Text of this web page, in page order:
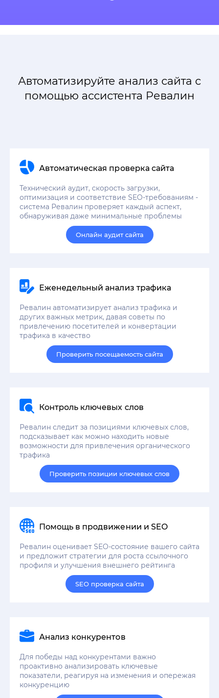
Автоматизируйте анализ сайта с
помощью ассистента Ревалин
Автоматическая проверка сайта
Технический аудит, скорость загрузки,
оптимизация и соответствие SEO-требованиям -
система Ревалин проверяет каждый аспект,
обнаруживая даже минимальные проблемы
Онлайн аудит сайта
Еженедельный анализ трафика
Ревалин автоматизирует анализ трафика и
других важных метрик, давая советы по
привлечению посетителей и конвертации
трафика в качество
Проверить посещаемость сайта
Контроль ключевых слов
Ревалин следит за позициями ключевых слов,
подсказывает как можно находить новые
возможности для привлечения органического
трафика
Проверить позиции ключевых слов
Помощь в продвижении и SEO
Ревалин оценивает SEO-состояние вашего сайта
и предложит стратегии для роста ссылочного
профиля и улучшения внешнего рейтинга
SEO проверка сайта
Анализ конкурентов
Для победы над конкурентами важно
проактивно анализировать ключевые
показатели, реагируя на изменения и опережая
конкуренцию